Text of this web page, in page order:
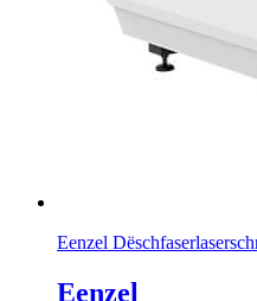
Eenzel
Eenzel